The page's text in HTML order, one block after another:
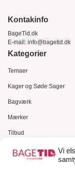
Vi
Kontakinfo
BageTid.dk
E-mail: info@bagetid.dk
Kategorier
Temaer
Kager og Søde Sager
Bagværk
Mærker
Tilbud
Gavekort
Kundeservice